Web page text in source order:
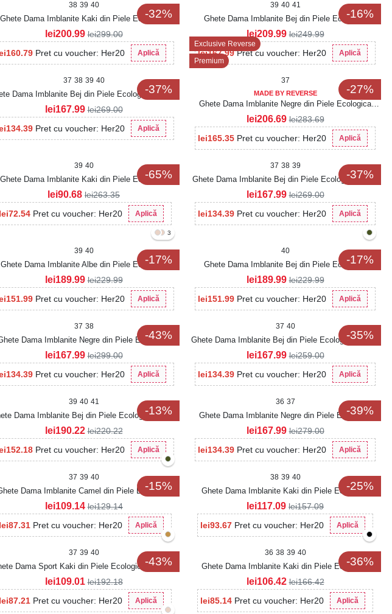
-32%
38 39 40
Ghete Dama Imblanite Kaki din Piele Ecologica
Intoarsa Liyana3
160.79 Pret cu voucher: Her20 Aplică
lei200.99 lei299.00
-16%
39 40 41
Ghete Dama Imblanite Bej din Piele Ecologica
Liyana2
lei167.99 Pret cu voucher: Her20 Aplică
lei209.99 lei249.99
-37%
37 38 39 40
Dama Imblanite Bej din Piele Ecologica Louella
134.39 Pret cu voucher: Her20 Aplică
lei167.99 lei269.00
Exclusive Reverse
Premium
-27%
37
MADE BY REVERSE
Ghete Dama Imblanite Negre din Piele Ecologica
Aysa
lei165.35 Pret cu voucher: Her20 Aplică
lei206.69 lei283.69
-65%
39 40
Ghete Dama Imblanite Kaki din Piele Ecologica
Intoarsa Elysa2
lei72.54 Pret cu voucher: Her20 Aplică
lei90.68 lei263.35
-37%
37 38 39
Ghete Dama Imblanite Bej din Piele Ecologica Naina
lei134.39 Pret cu voucher: Her20 Aplică
lei167.99 lei269.00
-17%
3
39 40
Ghete Dama Imblanite Albe din Piele Ecologica
Liyana2
151.99 Pret cu voucher: Her20 Aplică
lei189.99 lei229.99
-17%
40
Ghete Dama Imblanite Bej din Piele Ecologica
Intoarsa Hatley
lei151.99 Pret cu voucher: Her20 Aplică
lei189.99 lei229.99
-43%
37 38
Dama Imblanite Negre din Piele Ecologica
Intoarsa Lucya2
134.39 Pret cu voucher: Her20 Aplică
lei167.99 lei299.00
-35%
37 40
Ghete Dama Imblanite Bej din Piele Ecologica Kyomi
lei134.39 Pret cu voucher: Her20 Aplică
lei167.99 lei259.00
-13%
39 40 41
Dama Imblanite Bej din Piele Ecologica Aizley
152.18 Pret cu voucher: Her20 Aplică
lei190.22 lei220.22
-39%
36 37
Ghete Dama Imblanite Negre din Piele Ecologica
Aurelae
lei134.39 Pret cu voucher: Her20 Aplică
lei167.99 lei279.00
-15%
37 39 40
Dama Imblanite Camel din Piele Ecologica
Intoarsa Evaley
lei87.31 Pret cu voucher: Her20 Aplică
lei109.14 lei129.14
-25%
38 39 40
Ghete Dama Imblanite Kaki din Piele Ecologica
Intoarsa Alivea
lei93.67 Pret cu voucher: Her20 Aplică
lei117.09 lei157.09
-43%
37 39 40
Dama Sport Kaki din Piele Ecologica Intoarsa
Makena
lei87.21 Pret cu voucher: Her20 Aplică
lei109.01 lei192.18
-36%
36 38 39 40
Ghete Dama Imblanite Kaki din Piele Ecologica
Jasmeh
lei85.14 Pret cu voucher: Her20 Aplică
lei106.42 lei166.42